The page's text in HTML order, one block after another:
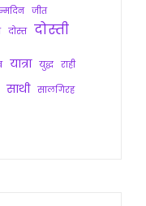
जीत
दोस्त दोस्ती
यात्रा युद्ध राही
साथी सालगिरह